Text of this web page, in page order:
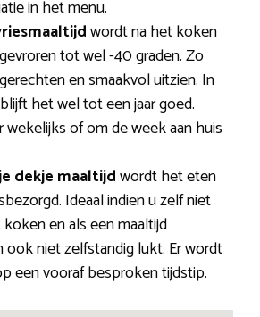
in het menu.
wordt na het koken
tot wel -40 graden. Zo
en smaakvol uitzien. In
het wel tot een jaar goed.
wekelijks of om de week aan huis
dekje maaltijdwordt het eten
Ideaal indien u zelf niet
en als een maaltijd
ook niet zelfstandig lukt. Er wordt
een vooraf besproken tijdstip.